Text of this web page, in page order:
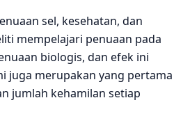
sel, kesehatan, dan
mempelajari penuaan pada
biologis, dan efek ini
juga merupakan yang pertama
jumlah kehamilan setiap